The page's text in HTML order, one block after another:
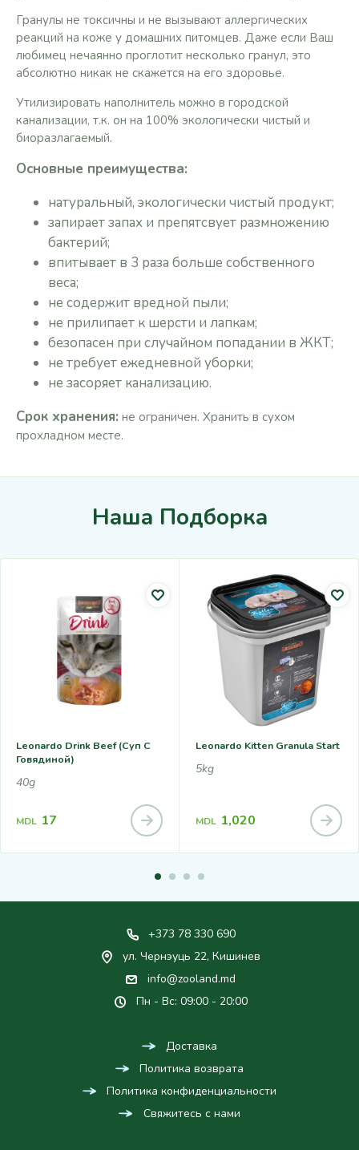
Гранулы не токсичны и не вызывают аллергических
реакций на коже у домашних питомцев. Даже если Ваш
любимец нечаянно проглотит несколько гранул, это
абсолютно никак не скажется на его здоровье.
Утилизировать наполнитель можно в городской
канализации, т.к. он на 100% экологически чистый и
биоразлагаемый.
Основные преимущества:
натуральный, экологически чистый продукт;
запирает запах и препятсвует размножению
бактерий;
впитывает в 3 раза больше собственного
веса;
не содержит вредной пыли;
не прилипает к шерсти и лапкам;
безопасен при случайном попадании в ЖКТ;
не требует ежедневной уборки;
не засоряет канализацию.
Срок хранения: не ограничен. Хранить в сухом
прохладном месте.
Наша Подборка
Leonardo Drink Beef (суп С
Говядиной)
40g
MDL 17
Leonardo Kitten Granula Start
5kg
MDL 1,020
+373 78 330 690
ул. Чернэуць 22, Кишинев
info@zooland.md
Пн - Вс: 09:00 - 20:00
Доставка
Политика возврата
Политика конфиденциальности
Свяжитесь с нами